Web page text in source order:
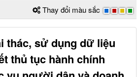
Thay đổi màu sắc
thác, sử dụng dữ liệu
thủ tục hành chính